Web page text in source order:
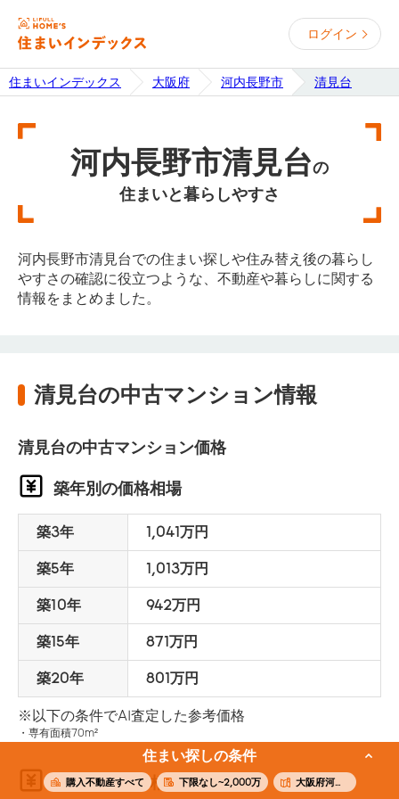
ログイン
住まいインデックス 大阪府 河内長野市 清見台
河内長野市清見台の
住まいと暮らしやすさ
河内長野市清見台での住まい探しや住み替え後の暮らし
やすさの確認に役立つような、不動産や暮らしに関する
情報をまとめました。
清見台の中古マンション情報
清見台の中古マンション価格
築年別の価格相場
築3年 1,041万円
築5年 1,013万円
築10年 942万円
築15年 871万円
築20年 801万円
※以下の条件でAI査定した参考価格
専有面積70m²
面積別の価格相場
住まい探しの条件
購入不動産すべて 下限なし~2,000万 大阪府河内長野市清見台